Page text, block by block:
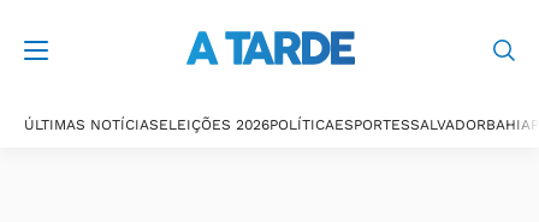
ÚLTIMAS NOTÍCIASELEIÇÕES 2026POLÍTICAESPORTESSALVADORBAHIA